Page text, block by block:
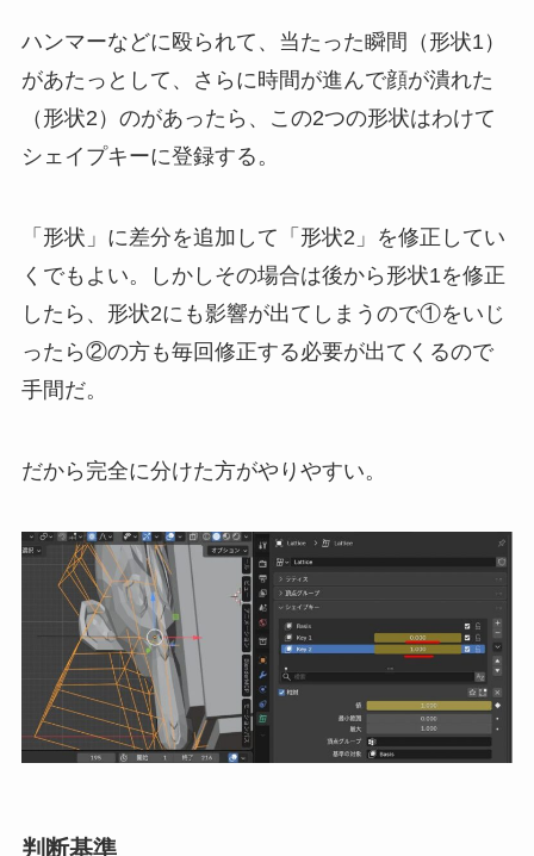
ハンマーなどに殴られて、当たった瞬間（形状1）
があたっとして、さらに時間が進んで顔が潰れた
（形状2）のがあったら、この2つの形状はわけて
シェイプキーに登録する。
「形状」に差分を追加して「形状2」を修正してい
くでもよい。しかしその場合は後から形状1を修正
したら、形状2にも影響が出てしまうので①をいじ
ったら②の方も毎回修正する必要が出てくるので
手間だ。
だから完全に分けた方がやりやすい。
判断基準